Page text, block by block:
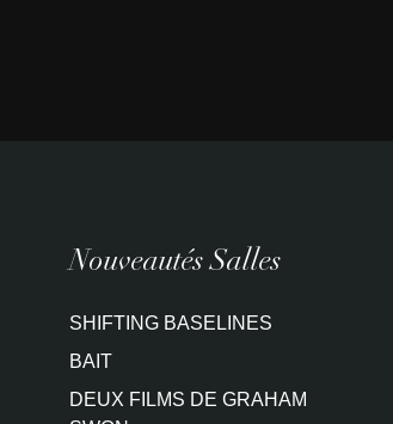
Nouveautés Salles
SHIFTING BASELINES
BAIT
DEUX FILMS DE GRAHAM